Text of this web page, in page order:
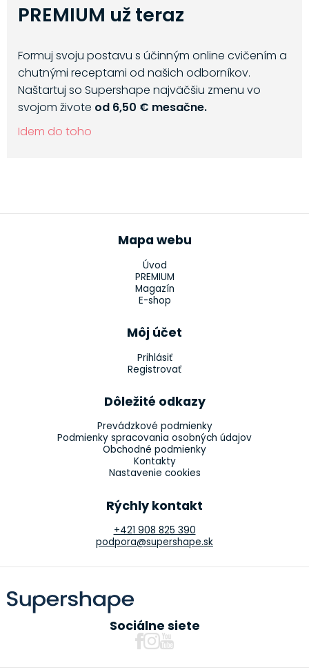
PREMIUM už teraz
Formuj svoju postavu s účinným online cvičením a
chutnými receptami od našich odborníkov.
Naštartuj so Supershape najväčšiu zmenu vo
svojom živote od 6,50 € mesačne.
Idem do toho
Mapa webu
Úvod
PREMIUM
Magazín
E-shop
Môj účet
Prihlásiť
Registrovať
Dôležité odkazy
Prevádzkové podmienky
Podmienky spracovania osobných údajov
Obchodné podmienky
Kontakty
Nastavenie cookies
Rýchly kontakt
+421 908 825 390
podpora@supershape.sk
Sociálne siete